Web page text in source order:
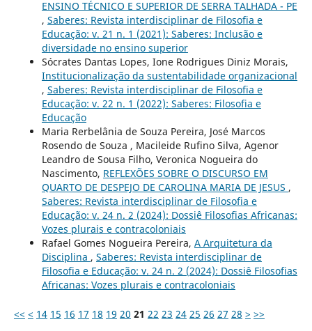
ENSINO TÉCNICO E SUPERIOR DE SERRA TALHADA - PE
, Saberes: Revista interdisciplinar de Filosofia e
Educação: v. 21 n. 1 (2021): Saberes: Inclusão e
diversidade no ensino superior
Sócrates Dantas Lopes, Ione Rodrigues Diniz Morais,
Institucionalização da sustentabilidade organizacional
, Saberes: Revista interdisciplinar de Filosofia e
Educação: v. 22 n. 1 (2022): Saberes: Filosofia e
Educação
Maria Rerbelânia de Souza Pereira, José Marcos
Rosendo de Souza , Macileide Rufino Silva, Agenor
Leandro de Sousa Filho, Veronica Nogueira do
Nascimento, REFLEXÕES SOBRE O DISCURSO EM
QUARTO DE DESPEJO DE CAROLINA MARIA DE JESUS ,
Saberes: Revista interdisciplinar de Filosofia e
Educação: v. 24 n. 2 (2024): Dossiê Filosofias Africanas:
Vozes plurais e contracoloniais
Rafael Gomes Nogueira Pereira, A Arquitetura da
Disciplina , Saberes: Revista interdisciplinar de
Filosofia e Educação: v. 24 n. 2 (2024): Dossiê Filosofias
Africanas: Vozes plurais e contracoloniais
<< < 14 15 16 17 18 19 20 21 22 23 24 25 26 27 28 > >>